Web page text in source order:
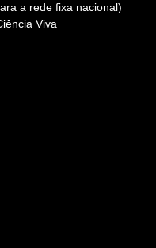
a rede fixa nacional)
Viva